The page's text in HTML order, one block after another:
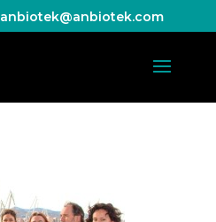
anbiotek@anbiotek.com